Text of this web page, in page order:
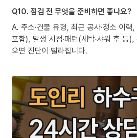
Q10. 점검 전 무엇을 준비하면 좋나요?
A. 주소·건물 유형, 최근 공사·청소 이력
포함), 발생 시점·패턴(세탁·샤워 후 등
으면 진단이 빨라집니다.